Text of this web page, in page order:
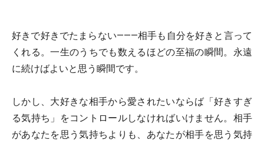
好きで好きでたまらない―――相手も自分を好きと言って
くれる。一生のうちでも数えるほどの至福の瞬間。永遠
に続けばよいと思う瞬間です。
しかし、大好きな相手から愛されたいならば「好きすぎ
る気持ち」をコントロールしなければいけません。相手
があなたを思う気持ちよりも、あなたが相手を思う気持